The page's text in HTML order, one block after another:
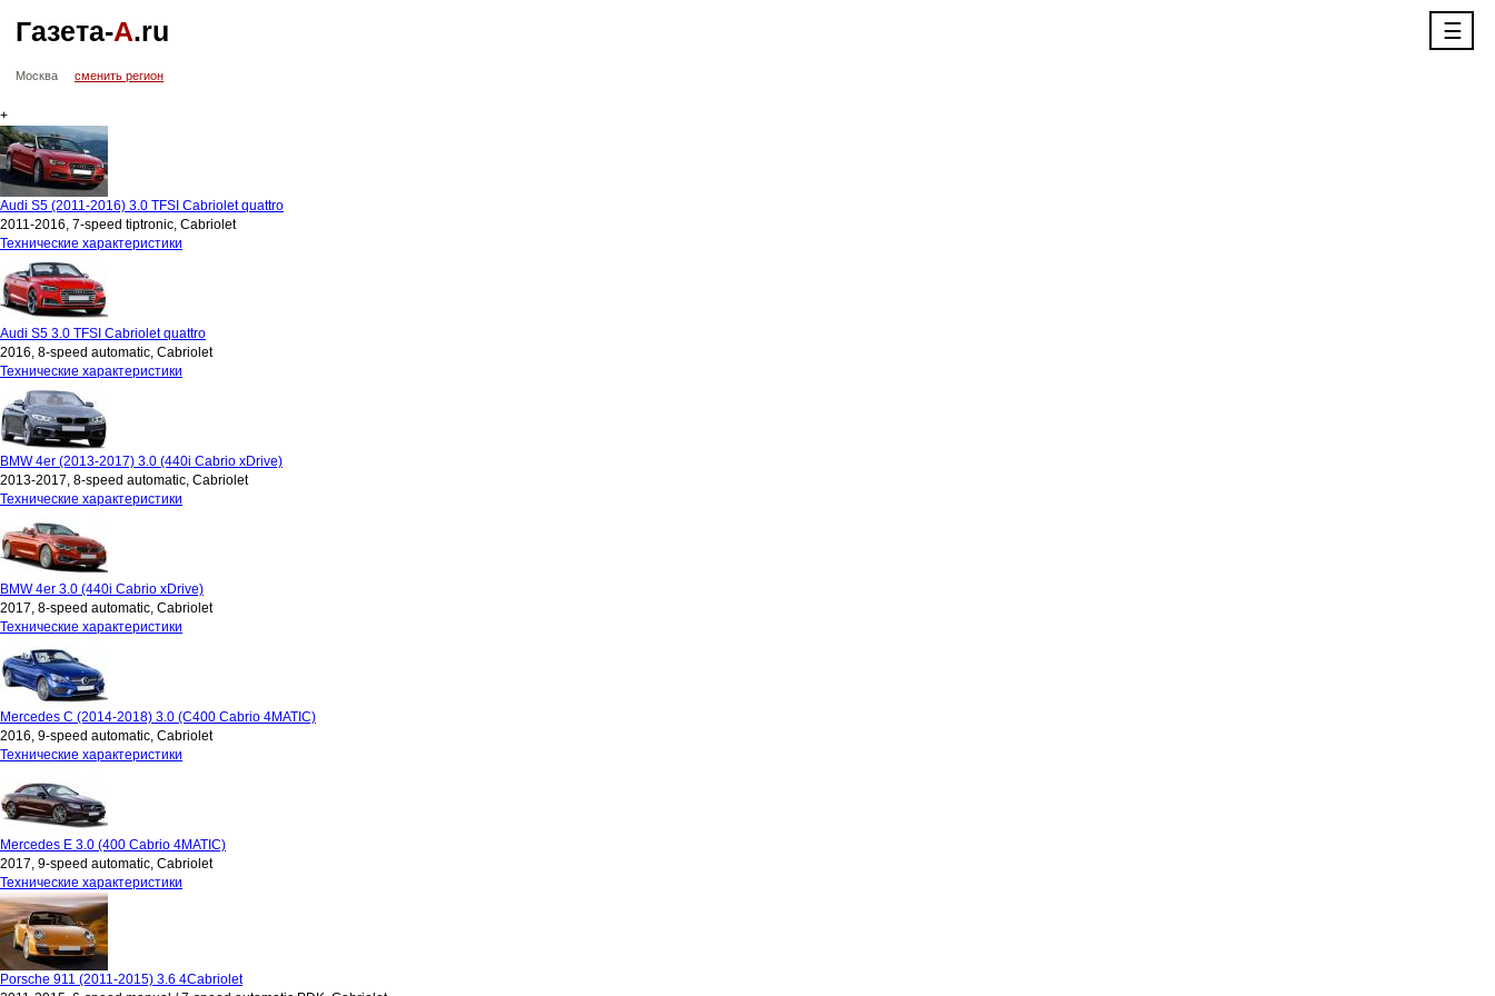
Газета-А.ru ☰
Москва сменить регион
+
Audi S5 (2011-2016) 3.0 TFSI Cabriolet quattro
2011-2016, 7-speed tiptronic, Cabriolet
Технические характеристики
Audi S5 3.0 TFSI Cabriolet quattro
2016, 8-speed automatic, Cabriolet
Технические характеристики
BMW 4er (2013-2017) 3.0 (440i Cabrio xDrive)
2013-2017, 8-speed automatic, Cabriolet
Технические характеристики
BMW 4er 3.0 (440i Cabrio xDrive)
2017, 8-speed automatic, Cabriolet
Технические характеристики
Mercedes C (2014-2018) 3.0 (C400 Cabrio 4MATIC)
2016, 9-speed automatic, Cabriolet
Технические характеристики
Mercedes E 3.0 (400 Cabrio 4MATIC)
2017, 9-speed automatic, Cabriolet
Технические характеристики
Porsche 911 (2011-2015) 3.6 4Cabriolet